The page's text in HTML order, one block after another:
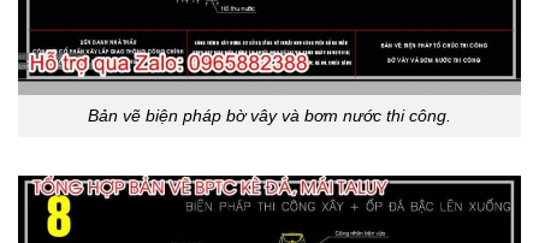
Bản vẽ biện pháp bờ vây và bơm nước thi công.